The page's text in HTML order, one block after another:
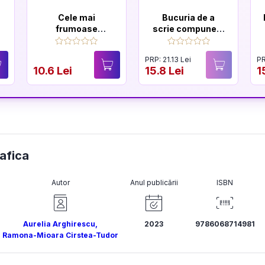
Cele mai
frumoase
povesti de
Andersen
10.6 Lei
Bucuria de a
scrie compuneri.
Exercitii de
scriere creativa
PRP: 21.13 Lei
15.8 Lei
Autor
Aurelia Arghirescu,
Ramona-Mioara Cirstea-Tudor
Anul publicării
2023
ISBN
9786068714981